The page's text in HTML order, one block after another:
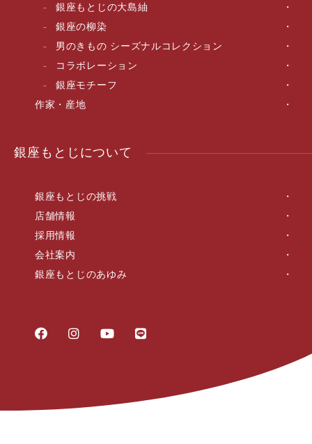
銀座もとじの大島紬
銀座の柳染
男のきもの シーズナルコレクション
コラボレーション
銀座モチーフ
作家・産地
銀座もとじについて
銀座もとじの挑戦
店舗情報
採用情報
会社案内
銀座もとじのあゆみ